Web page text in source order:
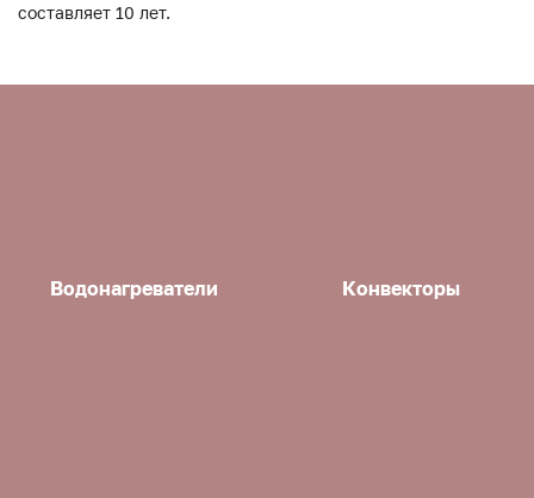
составляет 10 лет.
Водонагреватели Конвекторы